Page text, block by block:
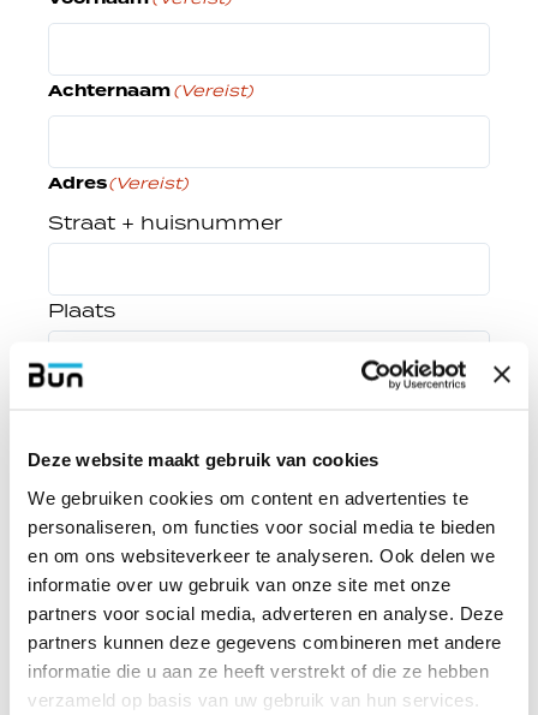
Deze website maakt gebruik van cookies
We gebruiken cookies om content en advertenties te
personaliseren, om functies voor social media te bieden
en om ons websiteverkeer te analyseren. Ook delen we
informatie over uw gebruik van onze site met onze
partners voor social media, adverteren en analyse. Deze
partners kunnen deze gegevens combineren met andere
informatie die u aan ze heeft verstrekt of die ze hebben
verzameld op basis van uw gebruik van hun services.
Achternaam(Vereist)
Adres(Vereist)
Straat + huisnummer
Plaats
Telefoon (Vereist)